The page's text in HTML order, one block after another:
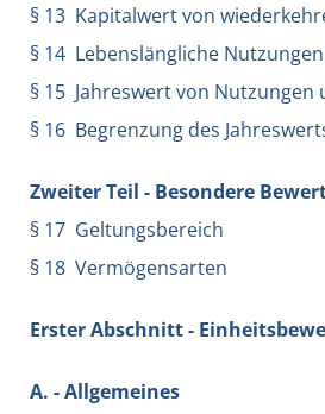
§ 13 Kapitalwert von
§ 14 Lebenslängliche
§ 15 Jahreswert von Nutzungen
§ 16 Begrenzung des
Zweiter Teil - Besondere
§ 17 Geltungsbereich
§ 18 Vermögensarten
Erster Abschnitt -
A. - Allgemeines